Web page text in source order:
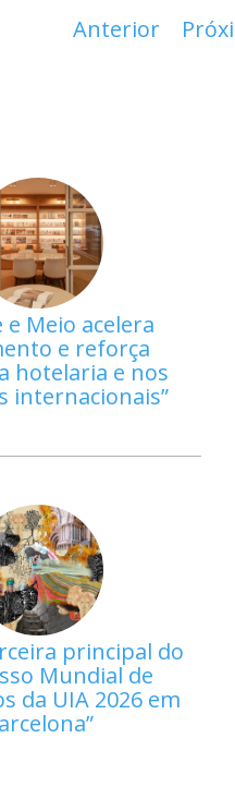
Anterior
e Meio acelera
e reforça
hotelaria e nos
internacionais
principal do
Mundial de
da UIA 2026 em